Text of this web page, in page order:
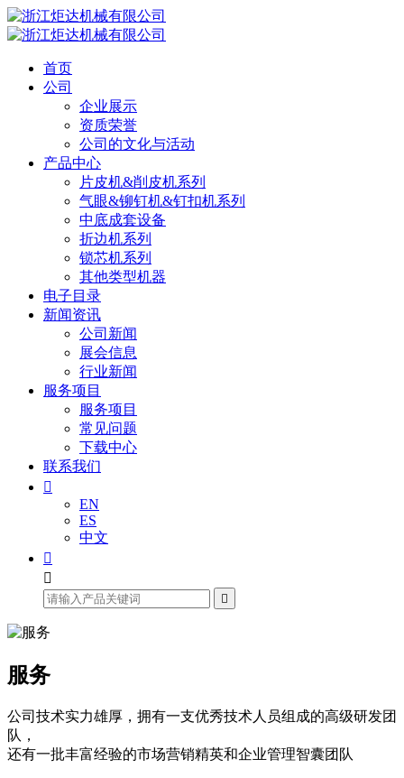
首页
公司
企业展示
资质荣誉
公司的文化与活动
产品中心
片皮机&削皮机系列
气眼&铆钉机&钉扣机系列
中底成套设备
折边机系列
锁芯机系列
其他类型机器
电子目录
新闻资讯
公司新闻
展会信息
行业新闻
服务项目
服务项目
常见问题
下载中心
联系我们

EN
ES
中文



服务
公司技术实力雄厚，拥有一支优秀技术人员组成的高级研发团
队，
还有一批丰富经验的市场营销精英和企业管理智囊团队